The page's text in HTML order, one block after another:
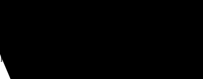
per sapere di più sul trattamento dei tuoi dati. Puoi disiscriverti